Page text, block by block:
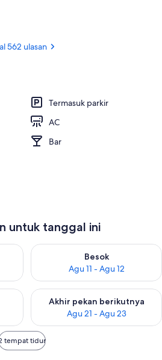
Mata air panas
562 ulasan
Termasuk parkir
AC
Bar
untuk tanggal ini
malam ini Agu 10 - Agu 11
Besok
Agu 11 - Agu 12
Periksa ketersediaan untuk
akhir pekan ini Agu 14 - Agu 16
Akhir pekan berikutnya
Agu 21 - Agu 23
Periksa ketersediaan untuk
tempat tidur